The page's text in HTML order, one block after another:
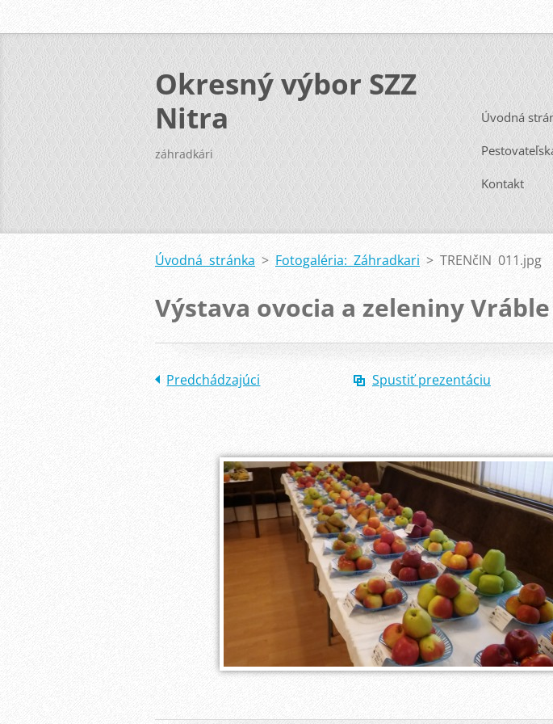
Okresný výbor SZZ
Nitra
záhradkári
Úvodná
Kontakt
Úvodná stránka > Fotogaléria: Záhradkari > TRENčIN 011.jpg
Výstava ovocia a zeleniny Vráble
Predchádzajúci Spustiť prezentáciu